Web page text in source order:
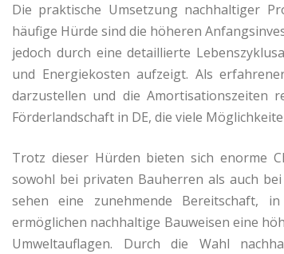
Die praktische Umsetzung nachhaltiger
häufige Hürde sind die höheren
jedoch durch eine detaillierte
und Energiekosten aufzeigt. Als
darzustellen und die Amortisationszeiten
Förderlandschaft in DE, die viele
Trotz dieser Hürden bieten sich enorme
sowohl bei privaten Bauherren als auch
sehen eine zunehmende Bereitschaft,
ermöglichen nachhaltige Bauweisen eine
Umweltauflagen. Durch die Wahl